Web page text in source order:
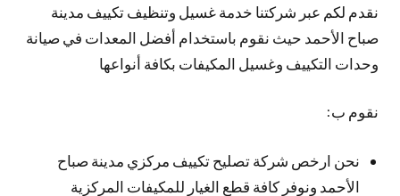
نقدم لكم عبر شركتنا خدمة غسيل وتنظيف تكييف مدينة
صباح الأحمد حيث نقوم باستخدام أفضل المعدات في صيانة
وحدات التكييف وغسيل المكيفات بكافة أنواعها
نقوم ب:
نحن ارخص شركة تصليح تكييف مركزي مدينة صباح
الأحمد ونوفر كافة قطع الغيار للمكيفات المركزية